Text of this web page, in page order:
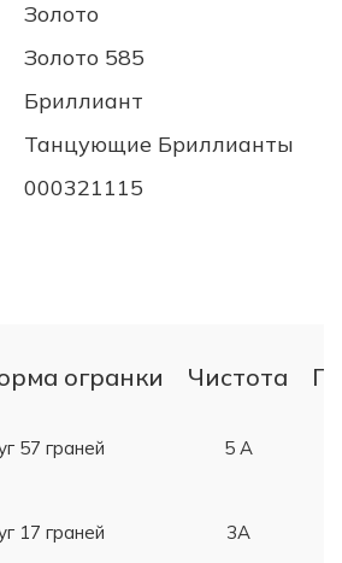
Золото
Золото 585
Бриллиант
Танцующие Бриллианты
000321115
огранки Чистота
57 граней 5 А
17 граней 3А